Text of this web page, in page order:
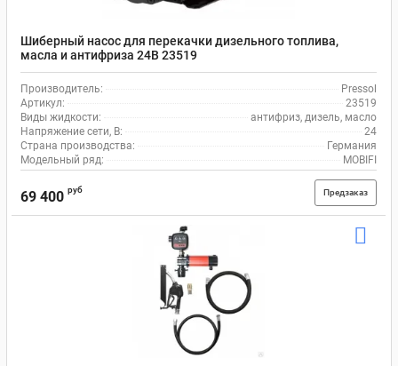
Шиберный насос для перекачки дизельного топлива,
масла и антифриза 24В 23519
Производитель:
Pressol
Артикул:
23519
Виды жидкости:
антифриз, дизель, масло
Напряжение сети, В:
24
Страна производства:
Германия
Модельный ряд:
MOBIFI
69 400 руб Предзаказ